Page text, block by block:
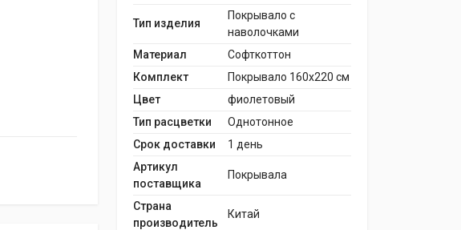
Тип изделия
Покрывало с
наволочками
Материал
Софткоттон
Комплект
Покрывало 160х220 см
Цвет
фиолетовый
Тип расцветки
Однотонное
Срок доставки
1 день
Артикул
поставщика
Покрывала
Страна
производитель
Китай